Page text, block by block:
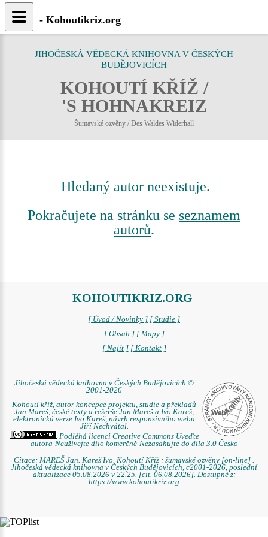
JIHOČESKÁ VĚDECKÁ KNIHOVNA V ČESKÝCH
BUDĚJOVICÍCH
KOHOUTÍ KŘÍŽ /
'S HOHNAKREIZ
Šumavské ozvěny / Des Waldes Widerhall
Hledaný autor neexistuje.
Pokračujete na stránku se seznamem
autorů.
KOHOUTIKRIZ.ORG
[ Úvod / Novinky ] [ Studie ]
[ Obsah ] [ Mapy ]
[ Najít ] [ Kontakt ]
Jihočeská vědecká knihovna v Českých Budějovicích ©
2001-2026
Kohoutí kříž, autor koncepce projektu, studie a překladů
Jan Mareš, české texty a rešerše Jan Mareš a Ivo Kareš,
elektronická verze Ivo Kareš, návrh responzivního webu
Jiří Nechvátal.
Podléhá licenci Creative Commons Uveďte
autora-Neužívejte dílo komerčně-Nezasahujte do díla 3.0 Česko
Citace: MAREŠ Jan. Kareš Ivo. Kohoutí Kříž : šumavské ozvěny [on-line] .
Jihočeská vědecká knihovna v Českých Budějovicích, c2001-2026, poslední
aktualizace 05.08.2026 v 22.25. [cit. 06.08.2026]. Dostupné z:
https://www.kohoutikriz.org
- Kohoutikriz.org